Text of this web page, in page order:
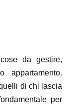
da gestire,
di chi lascia
per